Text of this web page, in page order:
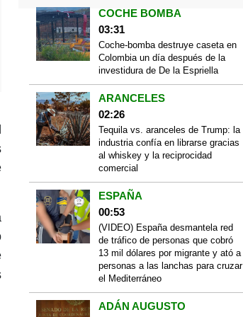
COCHE BOMBA
03:31
Coche-bomba destruye caseta en
Colombia un día después de la
investidura de De la Espriella
ARANCELES
02:26
Tequila vs. aranceles de Trump: la
industria confía en librarse gracias
al whiskey y la reciprocidad
comercial
ESPAÑA
00:53
(VIDEO) España desmantela red
de tráfico de personas que cobró
13 mil dólares por migrante y ató a
personas a las lanchas para cruzar
el Mediterráneo
ADÁN AUGUSTO